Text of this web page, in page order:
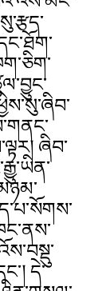
ཞིབ་
དེ་